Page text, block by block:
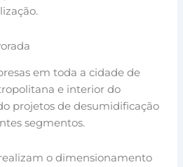
em toda a cidade de
e interior do
projetos de desumidificação
segmentos.
o dimensionamento